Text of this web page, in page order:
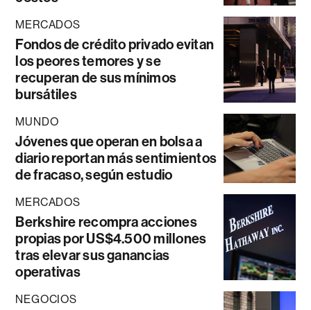
MERCADOS
Fondos de crédito privado evitan
los peores temores y se
recuperan de sus mínimos
bursátiles
MUNDO
Jóvenes que operan en bolsa a
diario reportan más sentimientos
de fracaso, según estudio
MERCADOS
Berkshire recompra acciones
propias por US$4.500 millones
tras elevar sus ganancias
operativas
NEGOCIOS